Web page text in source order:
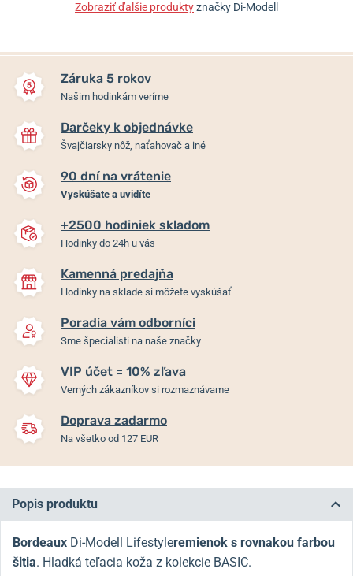
Zobraziť ďalšie produktyznačky Di-Modell
Záruka 5 rokov
Našim hodinkám veríme
Darčeky k objednávke
Švajčiarsky nôž, naťahovač a iné
90 dní na vrátenie
Vyskúšate a uvidíte
+2500 hodiniek skladom
Hodinky do 24h u vás
Kamenná predajňa
Hodinky na sklade si môžete vyskúšať
Poradia vám odborníci
Sme špecialisti na naše značky
VIP účet = 10% zľava
Verných zákazníkov si rozmaznávame
Doprava zadarmo
Na všetko od 127 EUR
Popis produktu
Bordeaux Di-Modell Lifestyleremienok s rovnakou farbou
šitia. Hladká teľacia koža z kolekcie BASIC.